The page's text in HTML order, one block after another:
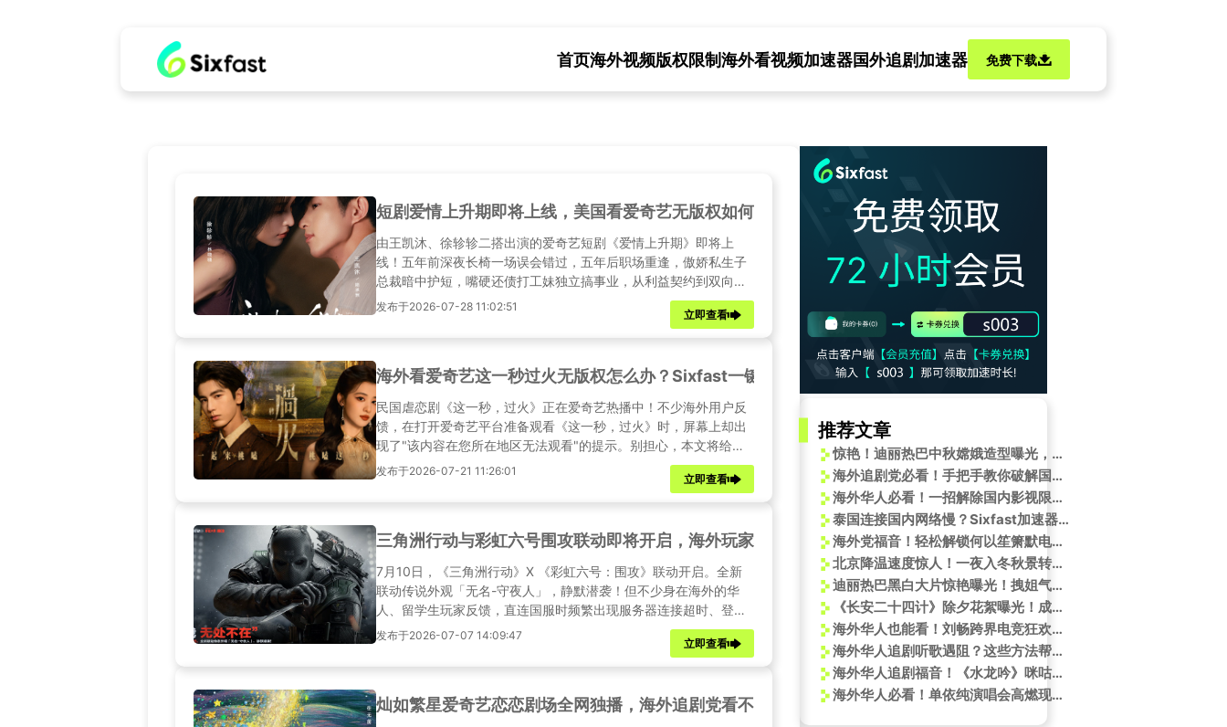
首页海外视频版权限制海外看视频加速器国外追剧加速器 免费下载
短剧爱情上升期即将上线，美国看爱奇艺无版权如何解锁？
由王凯沐、徐轸轸二搭出演的爱奇艺短剧《爱情上升期》即将上
线！五年前深夜长椅一场误会错过，五年后职场重逢，傲娇私生子
总裁暗中护短，嘴硬还债打工妹独立搞事业，从利益契约到双向治
愈，成年人的平等拉扯爱情敬请期待。身处海外的观众究竟该如何
突破爱奇艺版权限制，顺利收看《爱情上升期》等爱奇艺独家内容
呢？
发布于2026-07-28 11:02:51
立即查看
海外看爱奇艺这一秒过火无版权怎么办？Sixfast一键回国畅看
民国虐恋剧《这一秒，过火》正在爱奇艺热播中！不少海外用户反
馈，在打开爱奇艺平台准备观看《这一秒，过火》时，屏幕上却出
现了"该内容在您所在地区无法观看"的提示。别担心，本文将给出
详细份解决办法 ，分享Sixfast一站式追剧工具详细操作教程，帮助
发布于2026-07-21 11:26:01
立即查看
三角洲行动与彩虹六号围攻联动即将开启，海外玩家玩三角洲国服连接不上服务器怎么办？
7月10日，《三角洲行动》X 《彩虹六号：围攻》联动开启。全新
联动传说外观「无名-守夜人」，静默潜袭！但不少身在海外的华
人、留学生玩家反馈，直连国服时频繁出现服务器连接超时、登录
失败、加载卡顿、匹配掉线等问题。别担心，本文将给出详细的解
发布于2026-07-07 14:09:47
立即查看
灿如繁星爱奇艺恋恋剧场全网独播，海外追剧党看不了爱奇艺怎么办？
推荐文章
惊艳！迪丽热巴中秋嫦娥造型曝光，海外华人如何解锁完整版视频？
海外追剧党必看！手把手教你破解国内影视平台限制，告别卡顿与‘仅限大陆’
海外华人必看！一招解除国内影视限制，英雄联盟北极星皮肤竟暗藏玄机？
泰国连接国内网络慢？Sixfast加速器助你畅享国内资源
海外党福音！轻松解锁何以笙箫默电视剧观看指南
北京降温速度惊人！一夜入冬秋景转瞬即逝，这些地方还能抓住秋天的尾巴
迪丽热巴黑白大片惊艳曝光！拽姐气场全开，迪奥大秀倒计时开启
《长安二十四计》除夕花絮曝光！成毅佟梦实隔墙传情报，竟有“超完美”技巧？
海外华人也能看！刘畅跨界电竞狂欢夜，手把手教你解锁国内直播限制
海外华人追剧听歌遇阻？这些方法帮你突破地区限制畅享国庆音乐盛宴
海外华人追剧福音！《水龙吟》咪咕热播，教你如何突破地区限制流畅观看
海外华人必看！单依纯演唱会高燃现场如何突破地区限制？